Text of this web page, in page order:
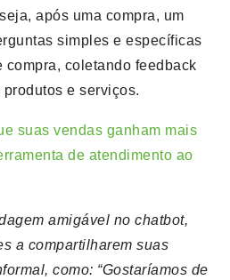
após uma compra, um
simples e específicas
coletando feedback
e serviços.
suas vendas ganham mais
de atendimento ao
amigável no chatbot,
a compartilharem suas
como: “Gostaríamos de